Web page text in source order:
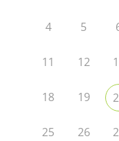
4 5
11 12
18 19
25 26